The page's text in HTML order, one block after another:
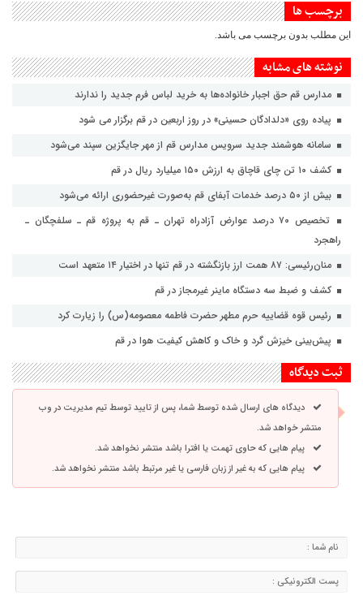
برچسب ها
این مطلب بدون برچسب می باشد.
نوشته های مشابه
مدارس قم حق اجبار خانواده‌ها به خرید لباس فرم جدید را ندارند
پیاده روی «دلدادگان حسینی» در روز اربعین در قم برگزار می شود
سامانه هوشمند جدید سرویس مدارس قم از مهر جایگزین سپند می‌شود
کشف ۱۰ تن چای قاچاق به ارزش ۱۵۰ میلیارد ریال در قم
بیش از ۵۰ درصد خدمات آبفای قم به‌صورت غیرحضوری ارائه می‌شود
تخصیص ۷۰ درصد عوارض آزادراه تهران ـ قم به پروژه قم ـ سلفچگان ـ
راهجرد
منان‌رئیسی: ۸۷ همت ارز بازنگشته در قم تنها در اختیار ۱۴ متعهد است
کشف و ضبط سه دستگاه ماینر غیرمجاز در قم
رئیس قوه قضاییه حرم مطهر حضرت فاطمه معصومه(س) را زیارت کرد
پیش‌بینی خیزش گرد و خاک و کاهش کیفیت هوا در قم
ثبت دیدگاه
دیدگاه های ارسال شده توسط شما، پس از تایید توسط تیم مدیریت در وب
منتشر خواهد شد.
پیام هایی که حاوی تهمت یا افترا باشد منتشر نخواهد شد.
پیام هایی که به غیر از زبان فارسی یا غیر مرتبط باشد منتشر نخواهد شد.